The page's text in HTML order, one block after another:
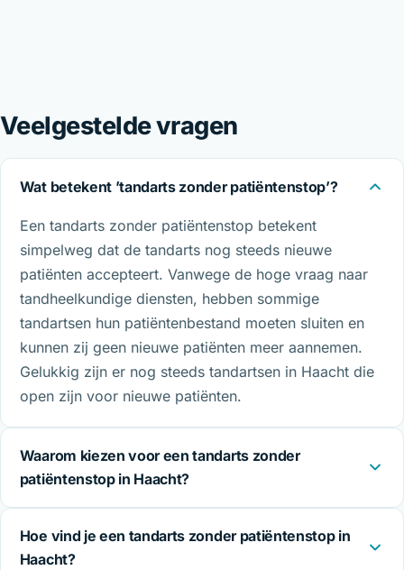
Veelgestelde vragen
Wat betekent ’tandarts zonder patiëntenstop’?
Een tandarts zonder patiëntenstop betekent
simpelweg dat de tandarts nog steeds nieuwe
patiënten accepteert. Vanwege de hoge vraag naar
tandheelkundige diensten, hebben sommige
tandartsen hun patiëntenbestand moeten sluiten en
kunnen zij geen nieuwe patiënten meer aannemen.
Gelukkig zijn er nog steeds tandartsen in Haacht die
open zijn voor nieuwe patiënten.
Waarom kiezen voor een tandarts zonder
patiëntenstop in Haacht?
Hoe vind je een tandarts zonder patiëntenstop in
Haacht?